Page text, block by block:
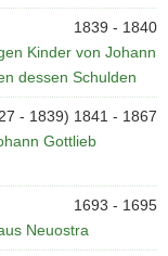
1839 - 1840
Kinder von Johann
dessen Schulden
- 1839) 1841 - 1867
Gottlieb
1693 - 1695
Neuostra